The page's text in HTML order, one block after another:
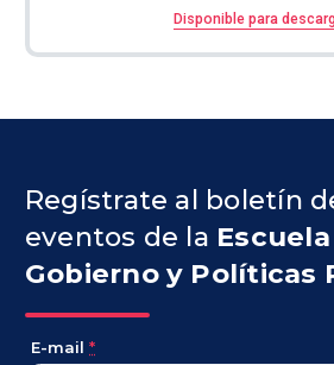
Disponible para
Regístrate al boletín
eventos de la
Gobierno y Políticas
E-mail *